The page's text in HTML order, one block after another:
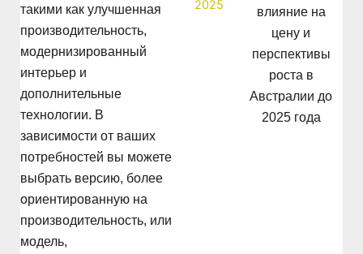
такими как улучшенная
производительность,
модернизированный
интерьер и
дополнительные
технологии. В
зависимости от ваших
потребностей вы можете
выбрать версию, более
ориентированную на
производительность, или
модель,
влияние на
цену и
перспективы
роста в
Австралии до
2025 года